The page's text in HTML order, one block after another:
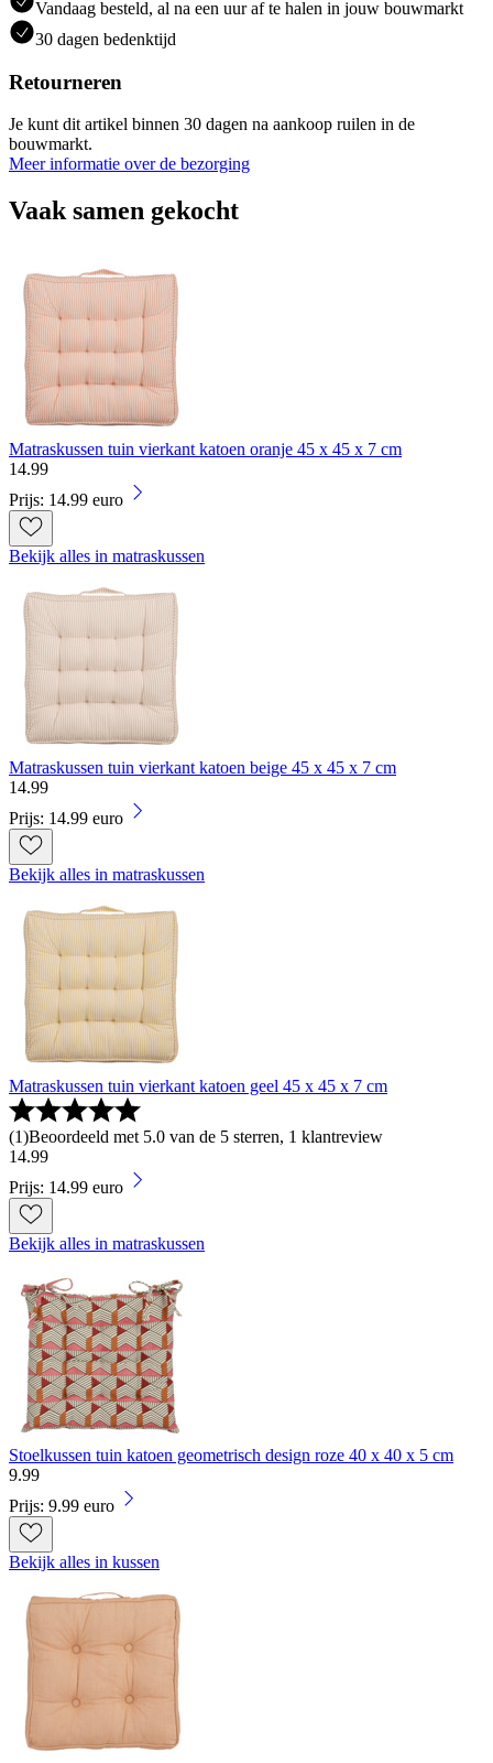
Vandaag besteld, al na een uur af te halen in jouw bouwmarkt
30 dagen bedenktijd
Retourneren
Je kunt dit artikel binnen 30 dagen na aankoop ruilen in de
bouwmarkt.
Meer informatie over de bezorging
Vaak samen gekocht
Matraskussen tuin vierkant katoen oranje 45 x 45 x 7 cm
14.99
Prijs: 14.99 euro
Bekijk alles in matraskussen
Matraskussen tuin vierkant katoen beige 45 x 45 x 7 cm
14.99
Prijs: 14.99 euro
Bekijk alles in matraskussen
Matraskussen tuin vierkant katoen geel 45 x 45 x 7 cm
(1)Beoordeeld met 5.0 van de 5 sterren, 1 klantreview
14.99
Prijs: 14.99 euro
Bekijk alles in matraskussen
Stoelkussen tuin katoen geometrisch design roze 40 x 40 x 5 cm
9.99
Prijs: 9.99 euro
Bekijk alles in kussen